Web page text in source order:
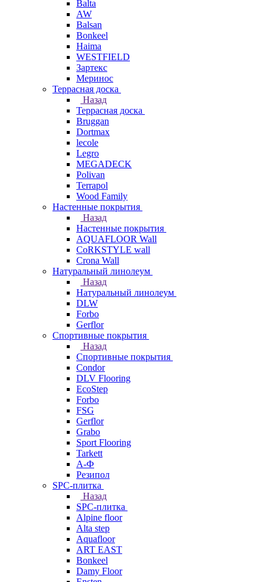
Balta
AW
Balsan
Bonkeel
Haima
WESTFIELD
Зартекс
Меринос
Террасная доска
Назад
Террасная доска
Bruggan
Dortmax
lecole
Legro
MEGADECK
Polivan
Terrapol
Wood Family
Настенные покрытия
Назад
Настенные покрытия
AQUAFLOOR Wall
CoRKSTYLE wall
Crona Wall
Натуральный линолеум
Назад
Натуральный линолеум
DLW
Forbo
Gerflor
Спортивные покрытия
Назад
Спортивные покрытия
Condor
DLV Flooring
EcoStep
Forbo
FSG
Gerflor
Grabo
Sport Flooring
Tarkett
А-Ф
Резипол
SPC-плитка
Назад
SPC-плитка
Alpine floor
Alta step
Aquafloor
ART EAST
Bonkeel
Damy Floor